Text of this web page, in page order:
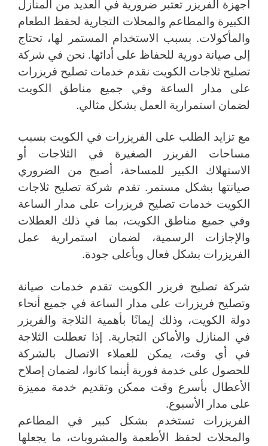
أجهزة الفريزر تعتبر ضرورية في العديد من المنازل
الكبيرة والمطاعم والمحلات التجارية لحفظ الطعام
والمأكولات. بسبب الاستخدام المستمر لها، تحتاج
إلى صيانة دورية للحفاظ على أدائها. نحن في شركة
تصليح ثلاجات الكويت نقدم خدمات تصليح فريزرات
على مدار الساعة وفي جميع مناطق الكويت
لضمان استمرارية العمل بشكل مثالي.
مع تزايد الطلب على الفريزرات في الكويت بسبب
مساحات الفريزر الصغيرة في الثلاجات أو
الاستهلاك الكبير للمساحة، أصبح من الضروري
صيانتها بشكل مستمر. تقدم شركة تصليح ثلاجات
الكويت خدمات تصليح فريزرات على مدار الساعة
وفي جميع مناطق الكويت، بما في ذلك العطلات
والإجازات الرسمية، لضمان استمرارية عمل
الفريزرات بشكل فعال وبأعلى جودة.
شركة تصليح فريزر الكويت تقدم خدمات صيانة
وتصليح فريزرات على مدار الساعة في جميع أنحاء
دولة الكويت، وذلك إيمانًا بأهمية الثلاجة والفريزر
في المنازل والأماكن التجارية. إذا تعطلت الثلاجة
في أي وقت، يمكن للعملاء الاتصال بالشركة
للحصول على خدمة فورية أينما كانوا، لضمان إصلاح
الأعطال بأسرع وقت ممكن وتقديم خدمة مميزة
على مدار الأسبوع.
الفريزرات تستخدم بشكل كبير في المطاعم
والمحلات لحفظ الأطعمة والمشروبات، ما يجعلها